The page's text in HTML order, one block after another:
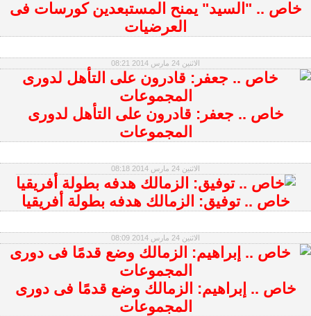
خاص .. "السيد" يمنح المستبعدين كورسات فى
العرضيات
الاثنين 24 مارس 2014 08:21
خاص .. جعفر: قادرون على التأهل لدورى
المجموعات
الاثنين 24 مارس 2014 08:18
خاص .. توفيق: الزمالك هدفه بطولة أفريقيا
الاثنين 24 مارس 2014 08:09
خاص .. إبراهيم: الزمالك وضع قدمًا فى دورى
المجموعات